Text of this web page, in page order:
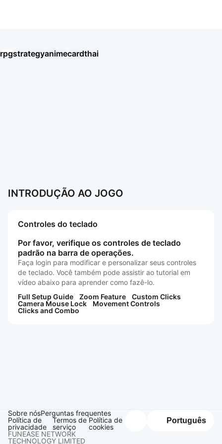
rpgstrategyanimecardthai
Umamusume: Pretty Derby
王國之歌（Top Heroes）
BLACK RUSSIA
HAIKYU!! FLY HIGH
Thời Đại Anh Hùng
Seven Knights Re:BIRTH
INTRODUÇÃO AO JOGO
Controles do teclado
Por favor, verifique os controles de teclado
padrão na barra de operações.
Faça login para modificar e personalizar seus controles
de teclado. Você também pode assistir ao tutorial em
vídeo abaixo para aprender como fazê-lo.
Full Setup Guide
Zoom Feature
Custom Clicks
Camera Mouse Lock
Movement Controls
Clicks and Combo
Sobre nósPerguntas frequentes
Política de
privacidade
Termos de
serviço
Política de
cookies
FUNEASE NETWORK
TECHNOLOGY LIMITED
Português